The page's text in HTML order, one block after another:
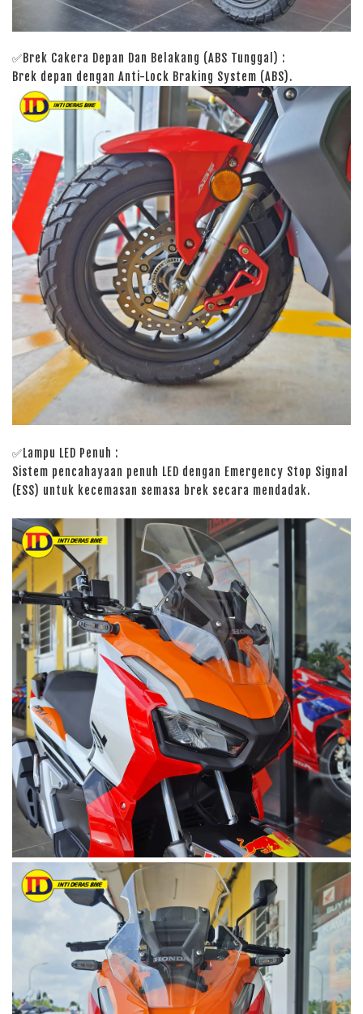
✅Brek Cakera Depan Dan Belakang (ABS Tunggal) :
Brek depan dengan Anti-Lock Braking System (ABS).
✅Lampu LED Penuh :
Sistem pencahayaan penuh LED dengan Emergency Stop Signal
(ESS) untuk kecemasan semasa brek secara mendadak.